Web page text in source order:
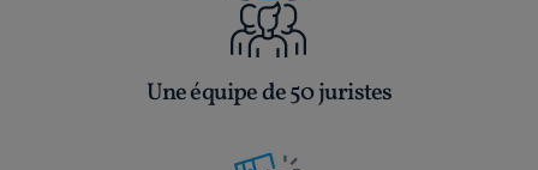
Une équipe de 50 juristes